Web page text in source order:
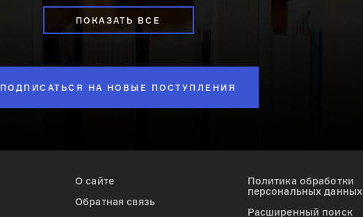
ПОКАЗАТЬ ВСЕ
ПОДПИСАТЬСЯ НА НОВЫЕ ПОСТУПЛЕНИЯ
О сайте
Обратная связь
Политика обработки
персональных данных
Расширенный поиск